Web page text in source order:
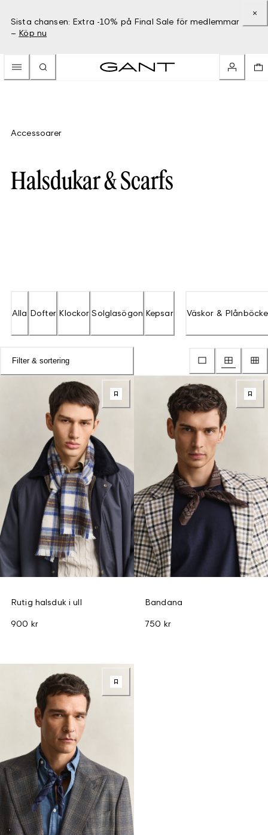
Sista chansen: Extra -10% på Final Sale för medlemmar
– Köp nu
Accessoarer
Halsdukar & Scarfs
Alla Dofter Klockor Solglasögon Kepsar Väskor &
Filter & sortering
Rutig halsduk i ull
900 kr
Bandana
750 kr